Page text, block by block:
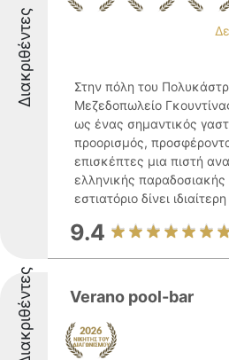
Διακριθέντες
Στην πόλη του
Μεζεδοπωλείο
ως ένας σημαντικός
προορισμός,
επισκέπτες μια πιστή
ελληνικής παραδοσιακής
εστιατόριο δίνει
9.4
Διακριθέντες Verano pool-bar